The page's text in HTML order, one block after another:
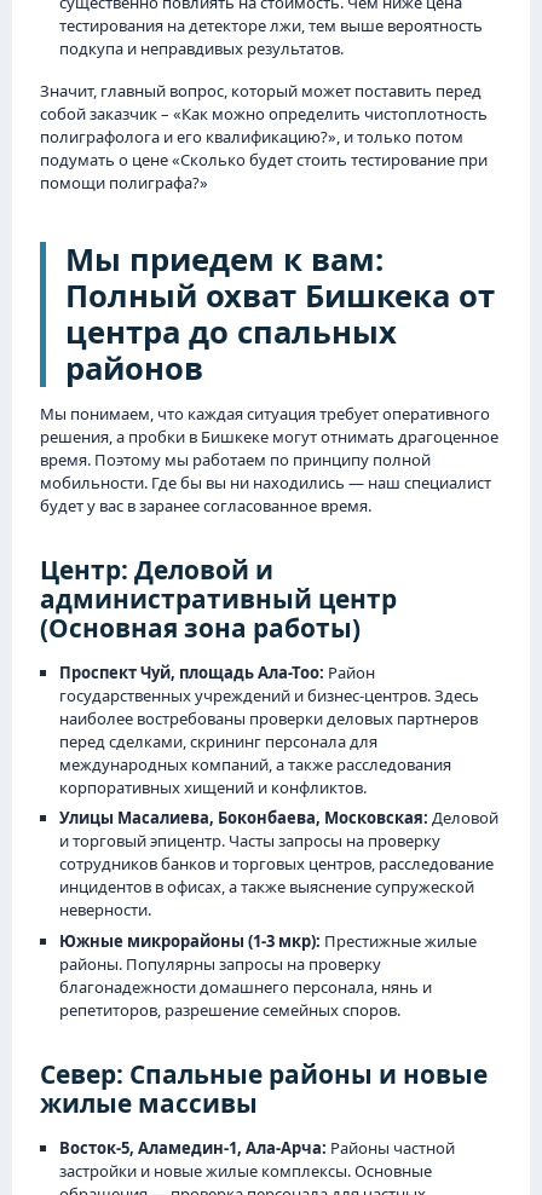
тестирования на детекторе лжи, тем выше вероятность
подкупа и неправдивых результатов.
Значит, главный вопрос, который может поставить перед
собой заказчик – «Как можно определить чистоплотность
полиграфолога и его квалификацию?», и только потом
подумать о цене «Сколько будет стоить тестирование при
помощи полиграфа?»
Мы приедем к вам:
Полный охват Бишкека от
центра до спальных
районов
Мы понимаем, что каждая ситуация требует оперативного
решения, а пробки в Бишкеке могут отнимать драгоценное
время. Поэтому мы работаем по принципу полной
мобильности. Где бы вы ни находились — наш специалист
будет у вас в заранее согласованное время.
Центр: Деловой и
административный центр
(Основная зона работы)
Проспект Чуй, площадь Ала-Тоо: Район
государственных учреждений и бизнес-центров. Здесь
наиболее востребованы проверки деловых партнеров
перед сделками, скрининг персонала для
международных компаний, а также расследования
корпоративных хищений и конфликтов.
Улицы Масалиева, Боконбаева, Московская: Деловой
и торговый эпицентр. Часты запросы на проверку
сотрудников банков и торговых центров, расследование
инцидентов в офисах, а также выяснение супружеской
неверности.
Южные микрорайоны (1-3 мкр): Престижные жилые
районы. Популярны запросы на проверку
благонадежности домашнего персонала, нянь и
репетиторов, разрешение семейных споров.
Север: Спальные районы и новые
жилые массивы
Восток-5, Аламедин-1, Ала-Арча: Районы частной
застройки и новые жилые комплексы. Основные